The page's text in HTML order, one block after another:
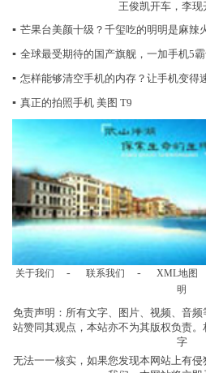
王俊凯开车，李现
▪ 芒果台美颜十级？千玺吃的明明是麻辣
▪ 全球最受期待的国产旗舰，一加手机5霸
▪ 怎样能够清空手机的内存？让手机变得
▪ 真正的拍照手机 美图 T9
关于我们 - 联系我们 - XML地图
明
免责声明：所有文字、图片、视频、音
站赞同其观点，本站亦不为其版权负责
字
无法一一核实，如果您发现本网站上有